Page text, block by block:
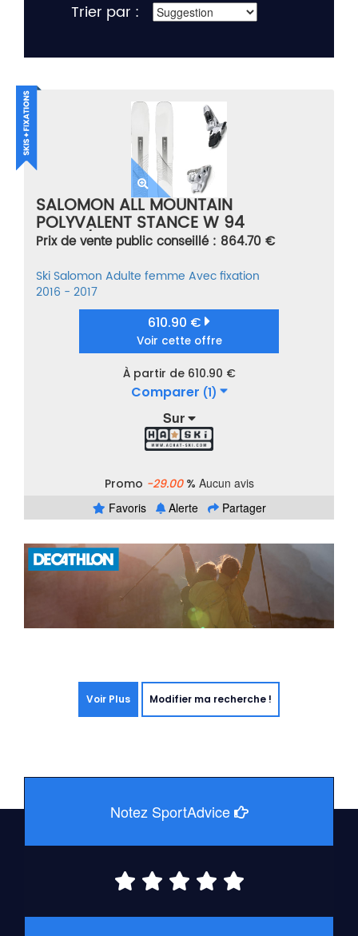
Trier par :
SALOMON ALL MOUNTAIN
POLYVALENT STANCE W 94
WHITE/BLACK + SQUIRE 11 WHITE
Prix de vente public conseillé : 864.70 €
Ski Salomon Adulte femme Avec fixation
2016 - 2017
610.90 €
Voir cette offre
À partir de 610.90 €
Comparer (1)
Sur
Promo -29.00% Aucun avis
Favoris
Alerte Partager
Voir Plus Modifier ma recherche !
Notez SportAdvice